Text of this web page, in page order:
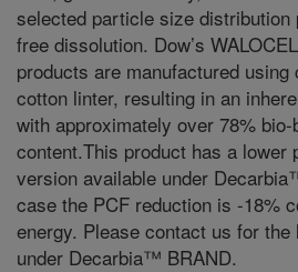
selected particle size
free dissolution. Dow’s
products are manufactured
cotton linter, resulting in an
with approximately over 78%
content.This product has a lower
version available under
case the PCF reduction is -18%
energy. Please contact us for
under Decarbia™ BRAND.